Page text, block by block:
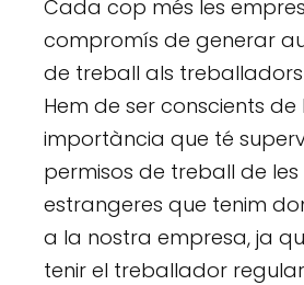
Cada cop més les
compromís de generar
de treball als
Hem de ser conscients
importància que té
permisos de treball de les
estrangeres que tenim
a la nostra empresa, ja
tenir el treballador